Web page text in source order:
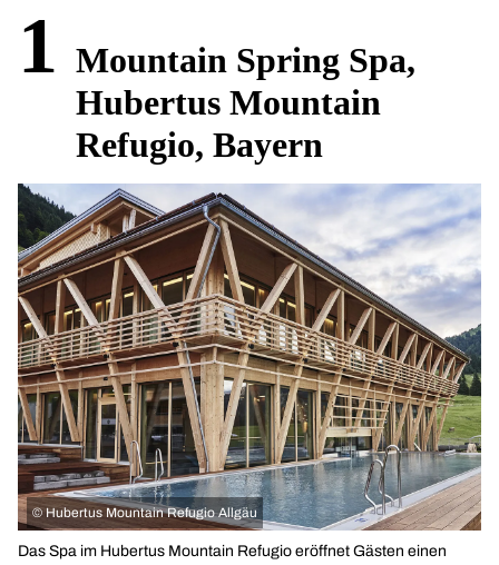
1 Mountain Spring Spa,
Hubertus Mountain
Refugio, Bayern
© Hubertus Mountain Refugio Allgäu
Das Spa im Hubertus Mountain Refugio eröffnet Gästen einen